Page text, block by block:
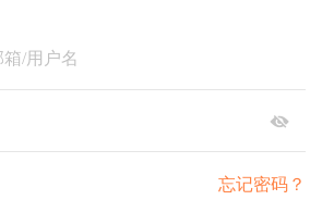
忘记密码？